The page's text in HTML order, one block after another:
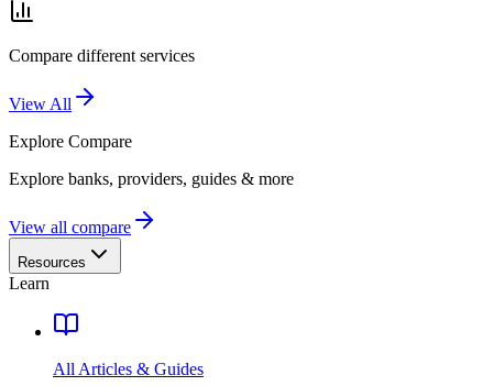
Compare different services
View All
Explore Compare
Explore banks, providers, guides & more
View all compare
Resources
Learn
All Articles & Guides